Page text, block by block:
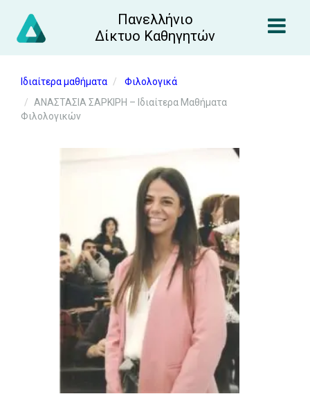
Πανελλήνιο
Δίκτυο Καθηγητών
Ιδιαίτερα μαθήματα
Φιλολογικά
ΑΝΑΣΤΑΣΙΑ ΣΑΡΚΙΡΗ – Ιδιαίτερα Μαθήματα
Φιλολογικών